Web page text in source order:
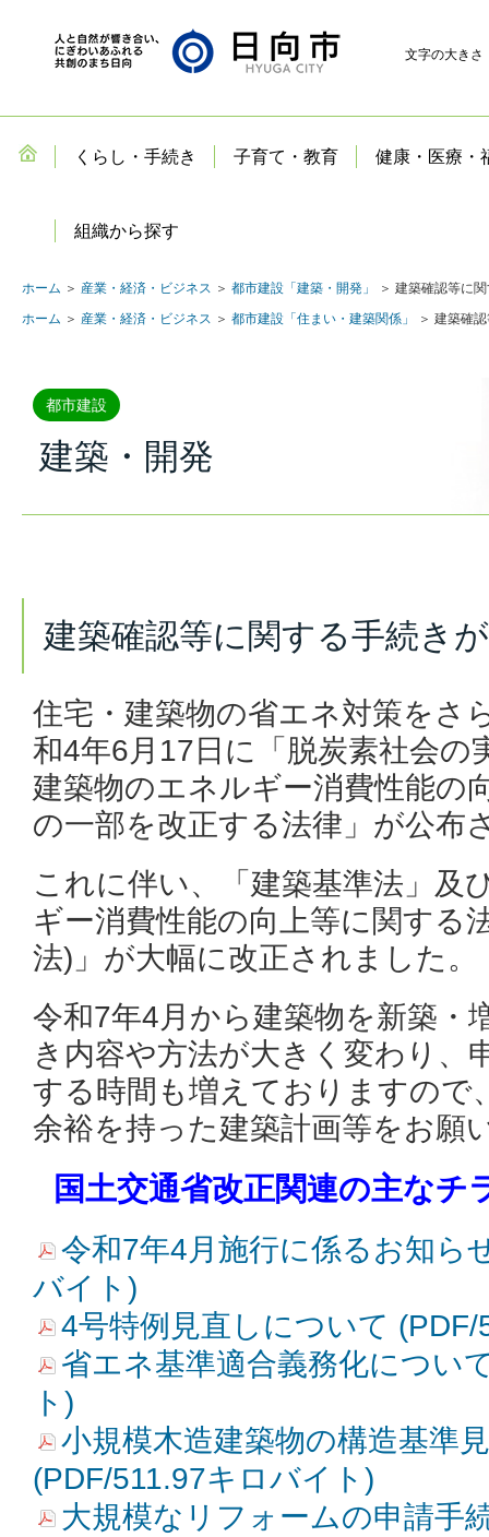
文字の大きさ
くらし・手続き 子育て・教育 健康・医療・
組織から探す
ホーム ＞ 産業・経済・ビジネス ＞ 都市建設「建築・開発」
＞ 建築確認等に
ホーム ＞ 産業・経済・ビジネス ＞ 都市建設「住まい・建築関係」 ＞ 建築確
都市建設
建築・開発
建築確認等に関する手続き
住宅・建築物の省エネ対策をさ
和4年6月17日に「脱炭素社会の
建築物のエネルギー消費性能の
の一部を改正する法律」が公布
これに伴い、「建築基準法」及
ギー消費性能の向上等に関する
法)」が大幅に改正されました。
令和7年4月から建築物を新築・
き内容や方法が大きく変わり、
する時間も増えておりますので
余裕を持った建築計画等をお願
国土交通省改正関連の主なチ
令和7年4月施行に係るお知ら
バイト)
4号特例見直しについて
省エネ基準適合義務化につい
ト)
小規模木造建築物の構造基準
(PDF/511.97キロバイト)
大規模なリフォームの申請手